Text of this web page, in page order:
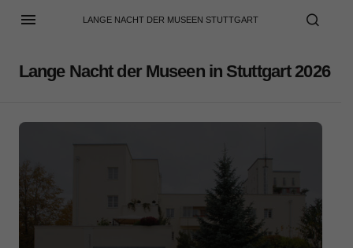
LANGE NACHT DER MUSEEN STUTTGART
Lange Nacht der Museen in Stuttgart 2026